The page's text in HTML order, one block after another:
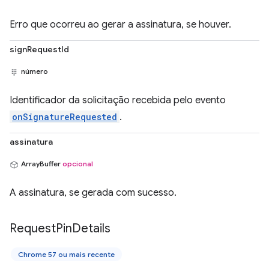
Erro que ocorreu ao gerar a assinatura, se houver.
signRequestId
número
Identificador da solicitação recebida pelo evento
onSignatureRequested .
assinatura
ArrayBuffer opcional
A assinatura, se gerada com sucesso.
RequestPinDetails
Chrome 57 ou mais recente